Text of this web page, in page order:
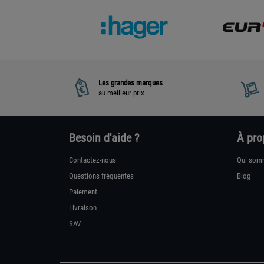
Les grandes marques
au meilleur prix
Besoin d'aide ?
Contactez-nous
Questions fréquentes
Paiement
Livraison
SAV
À
Qui
Blog